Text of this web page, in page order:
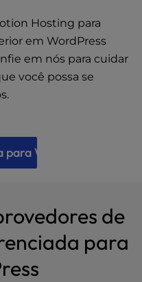
Hosting para
em WordPress
em nós para cuidar
você possa se
WordPress
de
para